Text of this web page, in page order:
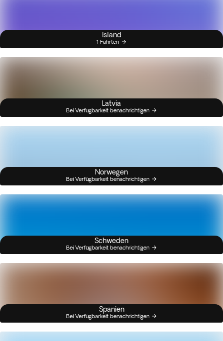
Island
1 Fahrten
Latvia
Bei Verfügbarkeit benachrichtigen
Norwegen
Bei Verfügbarkeit benachrichtigen
Schweden
Bei Verfügbarkeit benachrichtigen
Spanien
Bei Verfügbarkeit benachrichtigen